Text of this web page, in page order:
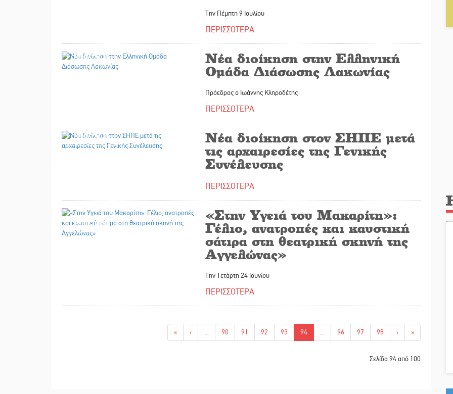
Την Πέμπτη 9 Ιουλίου
ΠΕΡΙΣΣΟΤΕΡΑ
22/06/2026
Νέα διοίκηση στην Ελληνική
Ομάδα Διάσωσης Λακωνίας
Πρόεδρος ο Ιωάννης Κληροδέτης
ΠΕΡΙΣΣΟΤΕΡΑ
22/06/2026
Νέα διοίκηση στον ΣΗΠΕ μετά
τις αρχαιρεσίες της Γενικής
Συνέλευσης
ΠΕΡΙΣΣΟΤΕΡΑ
22/06/2026
«Στην Υγειά του Μακαρίτη»:
Γέλιο, ανατροπές και καυστική
σάτιρα στη θεατρική σκηνή της
Αγγελώνας»
Την Τετάρτη 24 Ιουνίου
ΠΕΡΙΣΣΟΤΕΡΑ
« ‹ ... 90 91 92 93 94 ... 96 97 98 › »
Σελίδα 94 από 100